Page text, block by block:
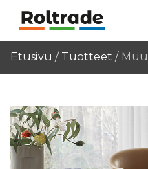
Etusivu / Tuotteet /